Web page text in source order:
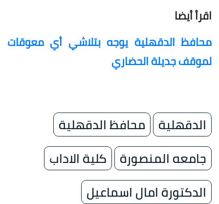
اقرأ أيضا
محافظ الدقهلية يوجه بتلاشي أي معوقات
لموقف جديلة الحضاري
الدقهلية
محافظ الدقهلية
جامعه المنصورة
كلية الاداب
الدكتورة امال اسماعيل